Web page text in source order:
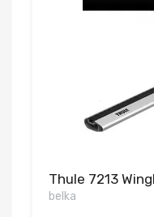
Thule 7213
belka